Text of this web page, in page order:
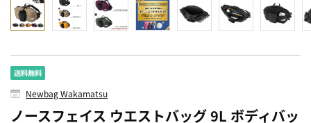
Newbag Wakamatsu
ノースフェイス ウエストバッグ 9L ボディバッ